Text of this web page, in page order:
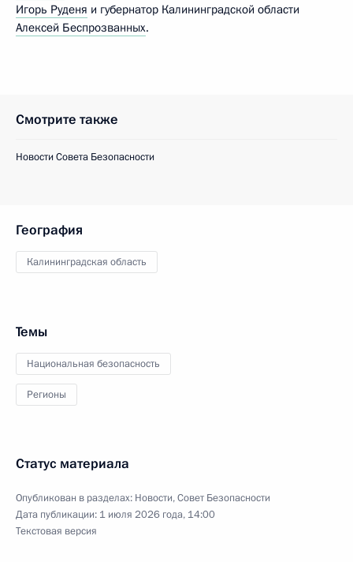
Игорь Руденя и губернатор Калининградской области
Алексей Беспрозванных.
Смотрите также
Новости Совета Безопасности
География
Калининградская область
Темы
Национальная безопасность
Регионы
Статус материала
Опубликован в разделах: Новости,Совет Безопасности
Дата публикации: 1 июля 2026 года, 14:00
Текстовая версия